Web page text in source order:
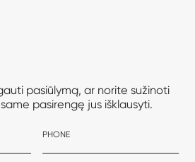
pasiūlymą, ar norite sužinoti
pasirengę jus išklausyti.
PHONE